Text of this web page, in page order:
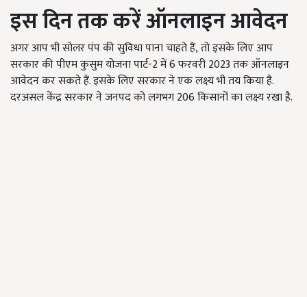
इस दिन तक करें ऑनलाइन आवेदन
अगर आप भी सोलर पंप की सुविधा पाना चाहते हैं, तो इसके लिए आप
सरकार की पीएम कुसुम योजना पार्ट-2 में 6फरवरी2023तक ऑनलाइन
आवेदन कर सकते हैं. इसके लिए सरकार ने एक लक्ष्य भी तय किया है.
दरअसल केंद्र सरकार ने जनपद को लगभग206किसानों का लक्ष्य रखा है.